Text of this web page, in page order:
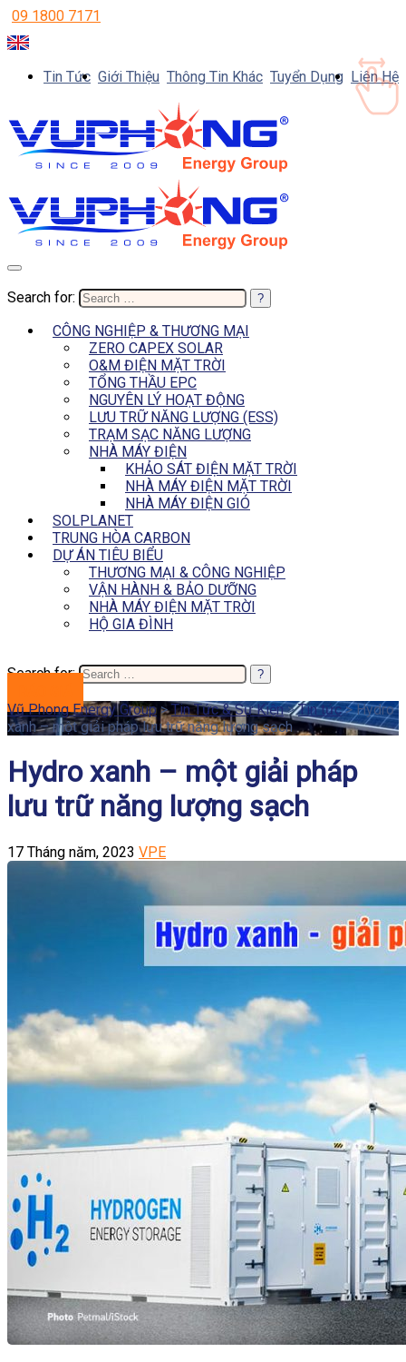
09 1800 7171
Tin Tức Giới Thiệu Thông Tin Khác Tuyển Dụng Liên Hệ
Search for:
CÔNG NGHIỆP & THƯƠNG MẠI
ZERO CAPEX SOLAR
O&M ĐIỆN MẶT TRỜI
TỔNG THẦU EPC
NGUYÊN LÝ HOẠT ĐỘNG
LƯU TRỮ NĂNG LƯỢNG (ESS)
TRẠM SẠC NĂNG LƯỢNG
NHÀ MÁY ĐIỆN
KHẢO SÁT ĐIỆN MẶT TRỜI
NHÀ MÁY ĐIỆN MẶT TRỜI
NHÀ MÁY ĐIỆN GIÓ
SOLPLANET
TRUNG HÒA CARBON
DỰ ÁN TIÊU BIỂU
THƯƠNG MẠI & CÔNG NGHIỆP
VẬN HÀNH & BẢO DƯỠNG
NHÀ MÁY ĐIỆN MẶT TRỜI
HỘ GIA ĐÌNH
Search for:
Vũ Phong Energy Group >Tin Tức & Sự Kiện>Tin tức>Hydro
xanh – một giải pháp lưu trữ năng lượng sạch
Hydro xanh – một giải pháp
lưu trữ năng lượng sạch
17 Tháng năm, 2023 VPE